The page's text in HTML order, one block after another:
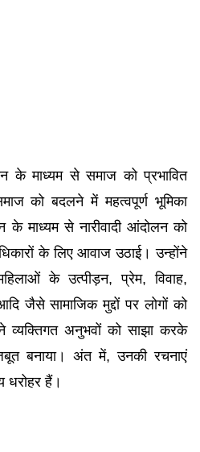
माध्यम से समाज को प्रभावित
को बदलने में महत्वपूर्ण भूमिका
माध्यम से नारीवादी आंदोलन को
के लिए आवाज उठाई। उन्होंने
के उत्पीड़न, प्रेम, विवाह,
जैसे सामाजिक मुद्दों पर लोगों को
व्यक्तिगत अनुभवों को साझा करके
बनाया। अंत में, उनकी रचनाएं
धरोहर हैं।